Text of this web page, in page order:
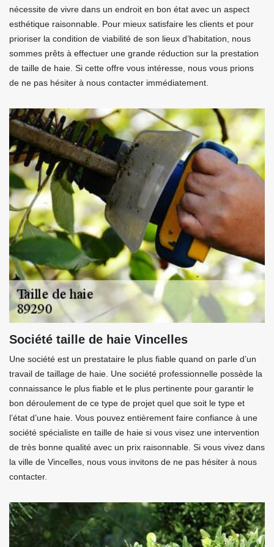
nécessite de vivre dans un endroit en bon état avec un aspect
esthétique raisonnable. Pour mieux satisfaire les clients et pour
prioriser la condition de viabilité de son lieux d’habitation, nous
sommes prêts à effectuer une grande réduction sur la prestation
de taille de haie. Si cette offre vous intéresse, nous vous prions
de ne pas hésiter à nous contacter immédiatement.
Société taille de haie Vincelles
Une société est un prestataire le plus fiable quand on parle d’un
travail de taillage de haie. Une société professionnelle possède la
connaissance le plus fiable et le plus pertinente pour garantir le
bon déroulement de ce type de projet quel que soit le type et
l’état d’une haie. Vous pouvez entièrement faire confiance à une
société spécialiste en taille de haie si vous visez une intervention
de très bonne qualité avec un prix raisonnable. Si vous vivez dans
la ville de Vincelles, nous vous invitons de ne pas hésiter à nous
contacter.